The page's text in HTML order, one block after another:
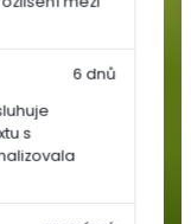
s
6 dnů